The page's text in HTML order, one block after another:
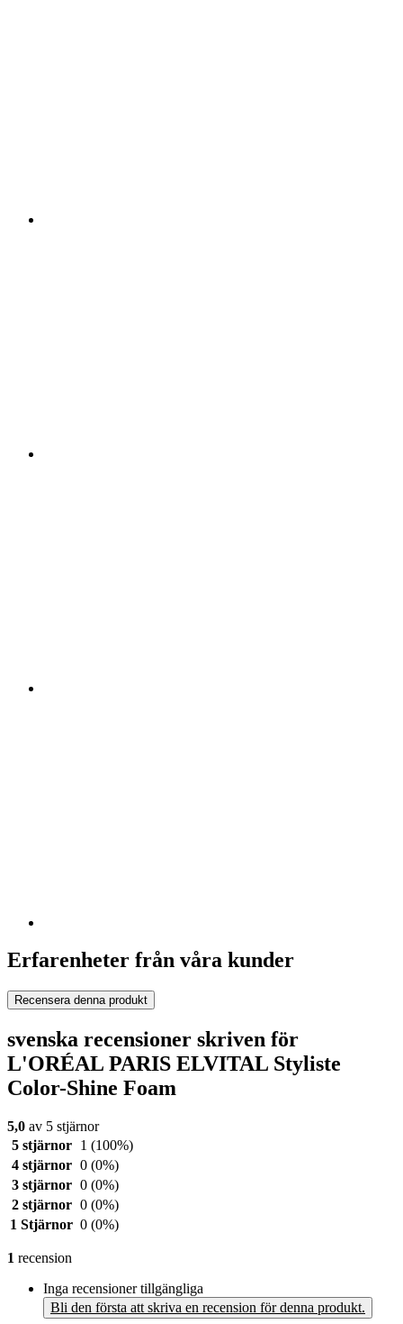
Erfarenheter från våra kunder
Recensera denna produkt
svenska recensioner skriven för
L'ORÉAL PARIS ELVITAL Styliste
Color-Shine Foam
5,0 av 5 stjärnor
5 stjärnor
1 (100%)
4 stjärnor 0 (0%)
3 stjärnor 0 (0%)
2 stjärnor 0 (0%)
1 Stjärnor 0 (0%)
1 recension
Inga recensioner tillgängliga
Bli den första att skriva en recension för denna produkt.